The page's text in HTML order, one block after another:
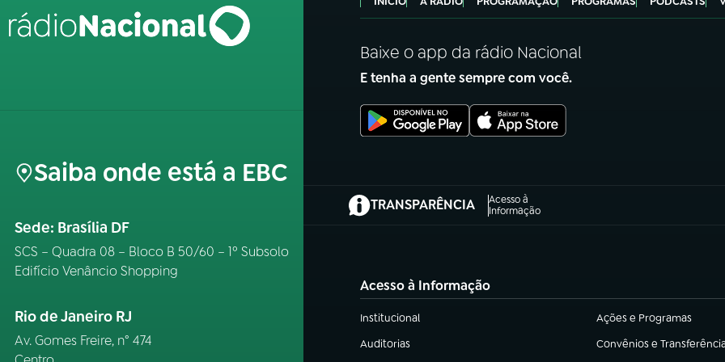
Saiba onde está a EBC
Sede: Brasília DF
SCS – Quadra 08 – Bloco B 50/60 – 1º Subsolo
Edifício Venâncio Shopping
Rio de Janeiro RJ
Av. Gomes Freire, n° 474
Baixe o app da rádio Nacional
E tenha a gente sempre com você.
TRANSPARÊNCIA
Acesso à
Informação
(abre em nova aba)
Acesso à Informação
Institucional
(abre em nova aba) Ações e Programas
(abre em nova aba)
Auditorias
(abre em nova aba) Convênios e
(abre em nova aba)